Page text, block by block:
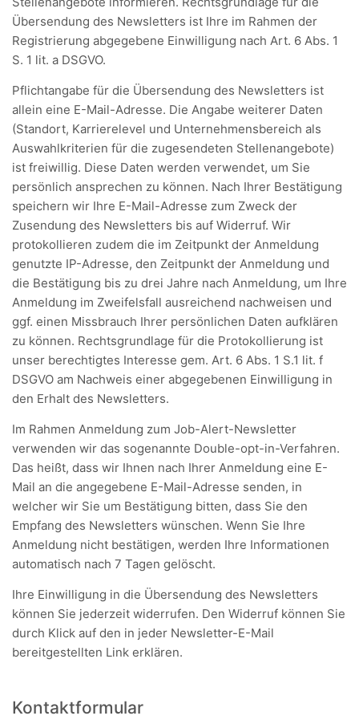
Übersendung des Newsletters ist Ihre im Rahmen der
Registrierung abgegebene Einwilligung nach Art. 6 Abs. 1
S. 1 lit. a DSGVO.
Pflichtangabe für die Übersendung des Newsletters ist
allein eine E-Mail-Adresse. Die Angabe weiterer Daten
(Standort, Karrierelevel und Unternehmensbereich als
Auswahlkriterien für die zugesendeten Stellenangebote)
ist freiwillig. Diese Daten werden verwendet, um Sie
persönlich ansprechen zu können. Nach Ihrer Bestätigung
speichern wir Ihre E-Mail-Adresse zum Zweck der
Zusendung des Newsletters bis auf Widerruf. Wir
protokollieren zudem die im Zeitpunkt der Anmeldung
genutzte IP-Adresse, den Zeitpunkt der Anmeldung und
die Bestätigung bis zu drei Jahre nach Anmeldung, um Ihre
Anmeldung im Zweifelsfall ausreichend nachweisen und
ggf. einen Missbrauch Ihrer persönlichen Daten aufklären
zu können. Rechtsgrundlage für die Protokollierung ist
unser berechtigtes Interesse gem. Art. 6 Abs. 1 S.1 lit. f
DSGVO am Nachweis einer abgegebenen Einwilligung in
den Erhalt des Newsletters.
Im Rahmen Anmeldung zum Job-Alert-Newsletter
verwenden wir das sogenannte Double-opt-in-Verfahren.
Das heißt, dass wir Ihnen nach Ihrer Anmeldung eine E-
Mail an die angegebene E-Mail-Adresse senden, in
welcher wir Sie um Bestätigung bitten, dass Sie den
Empfang des Newsletters wünschen. Wenn Sie Ihre
Anmeldung nicht bestätigen, werden Ihre Informationen
automatisch nach 7 Tagen gelöscht.
Ihre Einwilligung in die Übersendung des Newsletters
können Sie jederzeit widerrufen. Den Widerruf können Sie
durch Klick auf den in jeder Newsletter-E-Mail
bereitgestellten Link erklären.
Kontaktformular